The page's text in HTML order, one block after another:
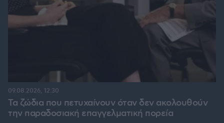
Τα ζώδια που πετυχαίνουν όταν δεν ακολουθούν
την παραδοσιακή επαγγελματική πορεία
09.08.2026, 12:30